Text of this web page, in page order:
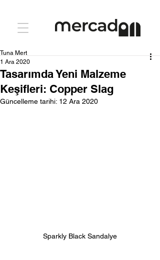
Tasarımda Yeni Malzeme
Keşifleri: Copper Slag
Tuna Mert
1 Ara 2020
Güncelleme tarihi: 12 Ara 2020
Sparkly Black Sandalye